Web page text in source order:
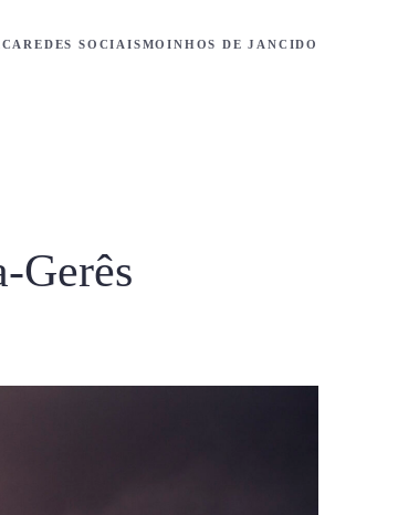
REDES SOCIAISMOINHOS DE JANCIDO
Gerês